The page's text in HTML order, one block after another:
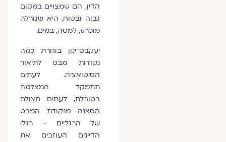
הדין, הם שמצויים במקום
גבוה ובטוח. היא שגורלה
מוכרע, למטה, במים.
יעקבס־ינון בוחרת כמה
נקודות מבט לתיאור
הסיטואציה. לעתים
תתמקד המצלמה
בטובלת, לעתים תצולם
הסצנה מנקודת המבט
של הרגליים – רגלי
הדיינים העוזבים את